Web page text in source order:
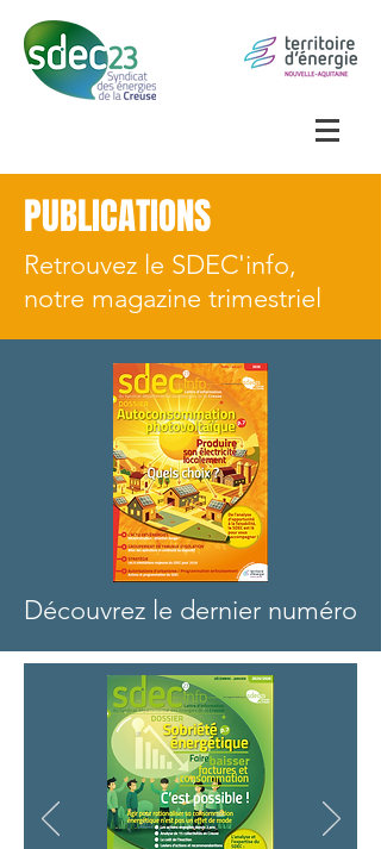
PUBLICATIONS
Retrouvez le SDEC'info,
notre magazine trimestriel
Découvrez le dernier numéro